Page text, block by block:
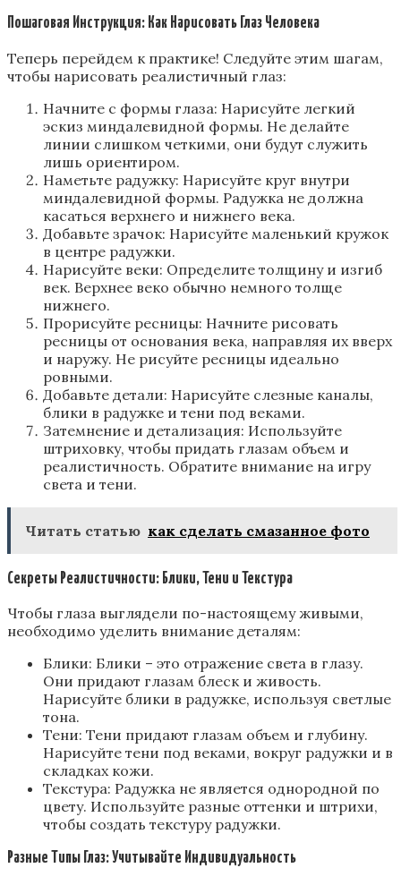
Пошаговая Инструкция: Как Нарисовать Глаз Человека
Теперь перейдем к практике! Следуйте этим шагам,
чтобы нарисовать реалистичный глаз:
Начните с формы глаза: Нарисуйте легкий
эскиз миндалевидной формы. Не делайте
линии слишком четкими, они будут служить
лишь ориентиром.
Наметьте радужку: Нарисуйте круг внутри
миндалевидной формы. Радужка не должна
касаться верхнего и нижнего века.
Добавьте зрачок: Нарисуйте маленький кружок
в центре радужки.
Нарисуйте веки: Определите толщину и изгиб
век. Верхнее веко обычно немного толще
нижнего.
Прорисуйте ресницы: Начните рисовать
ресницы от основания века, направляя их вверх
и наружу. Не рисуйте ресницы идеально
ровными.
Добавьте детали: Нарисуйте слезные каналы,
блики в радужке и тени под веками.
Затемнение и детализация: Используйте
штриховку, чтобы придать глазам объем и
реалистичность. Обратите внимание на игру
света и тени.
Читать статью как сделать смазанное фото
Секреты Реалистичности: Блики, Тени и Текстура
Чтобы глаза выглядели по-настоящему живыми,
необходимо уделить внимание деталям:
Блики: Блики – это отражение света в глазу.
Они придают глазам блеск и живость.
Нарисуйте блики в радужке, используя светлые
тона.
Тени: Тени придают глазам объем и глубину.
Нарисуйте тени под веками, вокруг радужки и в
складках кожи.
Текстура: Радужка не является однородной по
цвету. Используйте разные оттенки и штрихи,
чтобы создать текстуру радужки.
Разные Типы Глаз: Учитывайте Индивидуальность